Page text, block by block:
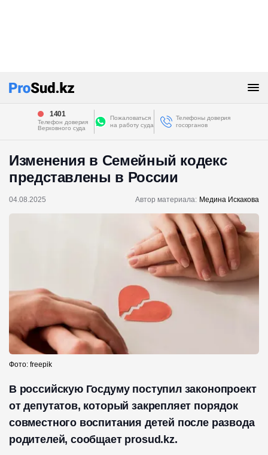
1401
Телефон доверия
Верховного суда
Пожаловаться
на работу суда
Телефоны доверия
госорганов
Изменения в Семейный кодекс
представлены в России
04.08.2025 Автор материала: Медина Искакова
Фото: freepik
В российскую Госдуму поступил законопроект
от депутатов, который закрепляет порядок
совместного воспитания детей после развода
родителей, сообщает prosud.kz.